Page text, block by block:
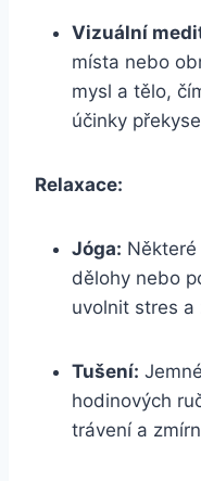
Vizuální
místa nebo
mysl a tělo,
účinky
Relaxace:
Jóga:
dělohy nebo
uvolnit stres a
Tušení:
hodinových
trávení a